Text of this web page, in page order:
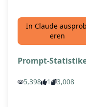
In Claude
eren
Prompt-
5,398 1 3,008